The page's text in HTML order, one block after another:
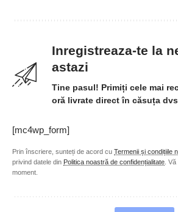
Inregistreaza-te la
astazi
Tine pasul! Primiți cele mai
oră livrate direct în căsuța
[mc4wp_form]
Prin înscriere, sunteți de acord cu Termenii și condițiile
privind datele din Politica noastră de confidențialitate .
moment.